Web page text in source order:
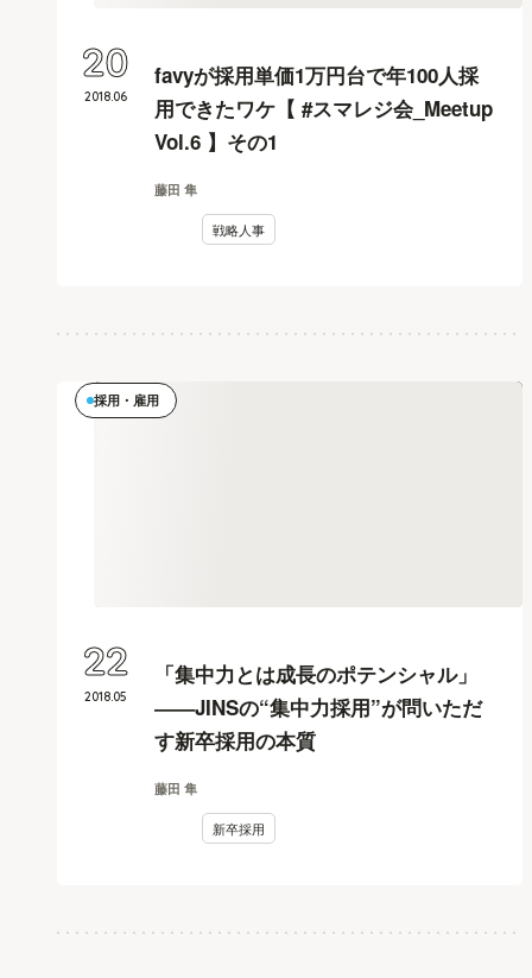
favyが採用単価1万円台で年100人採
用できたワケ【 #スマレジ会_Meetup
Vol.6 】その1
藤田 隼
戦略人事
2018.06
20
採用・雇用
「集中力とは成長のポテンシャル」
――JINSの“集中力採用”が問いただ
す新卒採用の本質
藤田 隼
新卒採用
2018.05
22